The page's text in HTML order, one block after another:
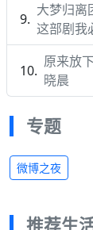
大梦归离
这部剧我
原来放
晓晨
专题
微博之夜
推荐生